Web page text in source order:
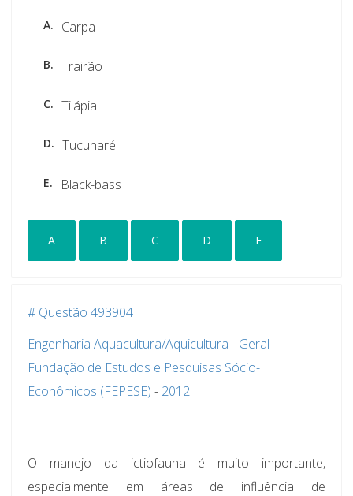
A. Carpa
B. Trairão
C. Tilápia
D. Tucunaré
E. Black-bass
A B C D E
# Questão 493904
Engenharia Aquacultura/Aquicultura - Geral -
Fundação de Estudos e Pesquisas Sócio-
Econômicos (FEPESE) - 2012
O manejo da ictiofauna é muito importante,
especialmente em áreas de influência de